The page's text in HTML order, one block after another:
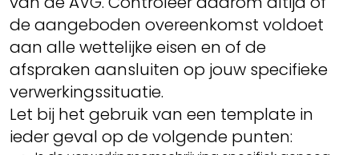
de aangeboden overeenkomst voldoet
aan alle wettelijke eisen en of de
afspraken aansluiten op jouw specifieke
verwerkingssituatie.
Let bij het gebruik van een template in
ieder geval op de volgende punten: